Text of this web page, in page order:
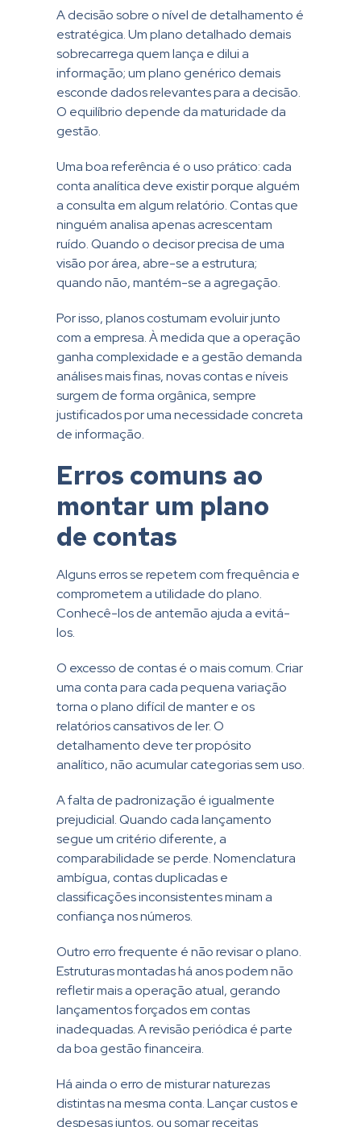
A decisão sobre o nível de detalhamento é
estratégica. Um plano detalhado demais
sobrecarrega quem lança e dilui a
informação; um plano genérico demais
esconde dados relevantes para a decisão.
O equilíbrio depende da maturidade da
gestão.
Uma boa referência é o uso prático: cada
conta analítica deve existir porque alguém
a consulta em algum relatório. Contas que
ninguém analisa apenas acrescentam
ruído. Quando o decisor precisa de uma
visão por área, abre-se a estrutura;
quando não, mantém-se a agregação.
Por isso, planos costumam evoluir junto
com a empresa. À medida que a operação
ganha complexidade e a gestão demanda
análises mais finas, novas contas e níveis
surgem de forma orgânica, sempre
justificados por uma necessidade concreta
de informação.
Erros comuns ao
montar um plano
de contas
Alguns erros se repetem com frequência e
comprometem a utilidade do plano.
Conhecê-los de antemão ajuda a evitá-
los.
O excesso de contas é o mais comum. Criar
uma conta para cada pequena variação
torna o plano difícil de manter e os
relatórios cansativos de ler. O
detalhamento deve ter propósito
analítico, não acumular categorias sem uso.
A falta de padronização é igualmente
prejudicial. Quando cada lançamento
segue um critério diferente, a
comparabilidade se perde. Nomenclatura
ambígua, contas duplicadas e
classificações inconsistentes minam a
confiança nos números.
Outro erro frequente é não revisar o plano.
Estruturas montadas há anos podem não
refletir mais a operação atual, gerando
lançamentos forçados em contas
inadequadas. A revisão periódica é parte
da boa gestão financeira.
Há ainda o erro de misturar naturezas
distintas na mesma conta. Lançar custos e
despesas juntos, ou somar receitas